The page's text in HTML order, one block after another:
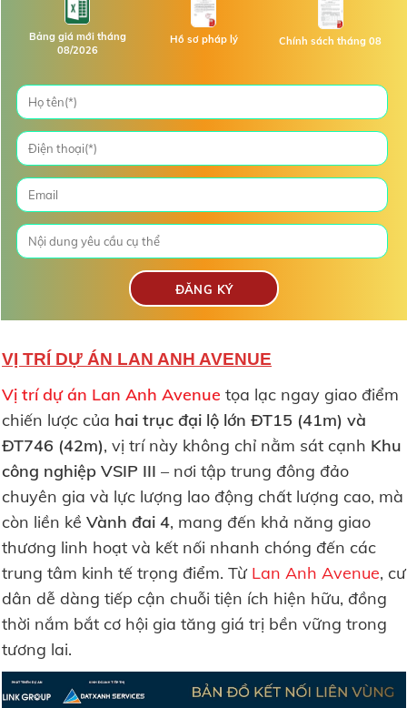
Bảng giá mới tháng
08/2026
Hồ sơ pháp lý Chính sách tháng 08
VỊ TRÍ DỰ ÁN LAN ANH AVENUE
Vị trí dự án Lan Anh Avenue tọa lạc ngay giao điểm
chiến lược của hai trục đại lộ lớn ĐT15 (41m) và
ĐT746 (42m), vị trí này không chỉ nằm sát cạnh Khu
công nghiệp VSIP III – nơi tập trung đông đảo
chuyên gia và lực lượng lao động chất lượng cao, mà
còn liền kề Vành đai 4, mang đến khả năng giao
thương linh hoạt và kết nối nhanh chóng đến các
trung tâm kinh tế trọng điểm. Từ Lan Anh Avenue, cư
dân dễ dàng tiếp cận chuỗi tiện ích hiện hữu, đồng
thời nắm bắt cơ hội gia tăng giá trị bền vững trong
tương lai.